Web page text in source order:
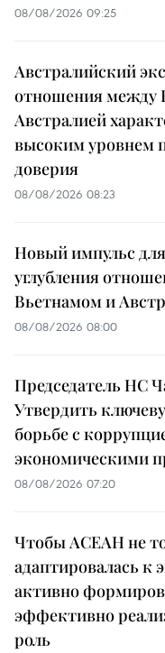
08/08/2026 09:25
Австралийский
отношения между
Австралией
высоким уровнем
доверия
08/08/2026 08:23
Новый импульс
углубления
Вьетнамом и
08/08/2026 08:00
Председатель НС
Утвердить
борьбе с
экономическими
08/08/2026 07:20
Чтобы АСЕАН не
адаптировалась к
активно
эффективно
роль